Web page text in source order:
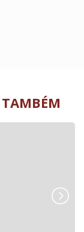
TAMBÉM